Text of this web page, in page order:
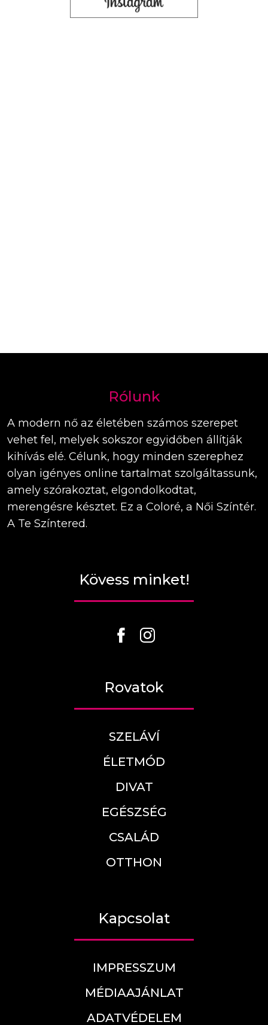
Rólunk
A modern nő az életében számos szerepet
vehet fel, melyek sokszor egyidőben állítják
kihívás elé. Célunk, hogy minden szerephez
olyan igényes online tartalmat szolgáltassunk,
amely szórakoztat, elgondolkodtat,
merengésre késztet. Ez a Coloré, a Női Színtér.
A Te Színtered.
Kövess minket!
Rovatok
SZELÁVÍ
ÉLETMÓD
DIVAT
EGÉSZSÉG
CSALÁD
OTTHON
Kapcsolat
IMPRESSZUM
MÉDIAAJÁNLAT
ADATVÉDELEM